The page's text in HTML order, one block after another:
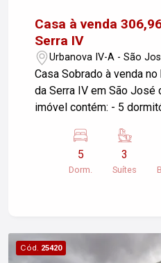
Casa à venda
Serra IV
Urbanova IV-A - São
Casa Sobrado à venda
da Serra IV em São José
imóvel contém: - 5
área de serviço - Lazer:
voley, parque, academia
construída: 306,96 m² -
5
Dorm.
3
Suítes
Cód. 25420